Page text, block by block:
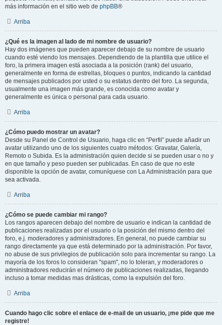
más información en el sitio web de phpBB®
Arriba
¿Qué es la imagen al lado de mi nombre de usuario?
Hay dos imágenes que pueden aparecer debajo de su nombre de usuario
cuando esté viendo los mensajes. Dependiendo de la plantilla que utilice el
foro, la primera imagen está asociada a la posición (rank) del usuario,
generalmente en forma de estrellas, bloques o puntos, indicando la cantidad
de mensajes publicados por usted o su estatus dentro del foro. La segunda,
usualmente una imagen más grande, es conocida como avatar y
generalmente es única o personal para cada usuario.
Arriba
¿Cómo puedo mostrar un avatar?
Desde su Panel de Control de Usuario, haga clic en “Perfil” puede añadir un
avatar utilizando uno de los siguientes cuatro métodos: Gravatar, Galería,
Remoto o Subida. Es la administración quien decide si se pueden usar o no y
en que tamaño y peso pueden ser publicadas. En caso de que no este
disponible la opción de avatar, comuníquese con La Administración para que
sea activada.
Arriba
¿Cómo se puede cambiar mi rango?
Los rangos aparecen debajo del nombre de usuario e indican la cantidad de
publicaciones realizadas por el usuario o la posición del mismo dentro del
foro, e.j. moderadores y administradores. En general, no puede cambiar su
rango directamente ya que está determinado por la administración. Por favor,
no abuse de sus privilegios de publicación solo para incrementar su rango. La
mayoría de los foros lo consideran "spam", no lo toleran, y moderadores o
administradores reducirán el número de publicaciones realizadas, llegando
incluso a tomar medidas mas drásticas, como la expulsión del foro.
Arriba
Cuando hago clic sobre el enlace de e-mail de un usuario, ¡me pide que me
registre!